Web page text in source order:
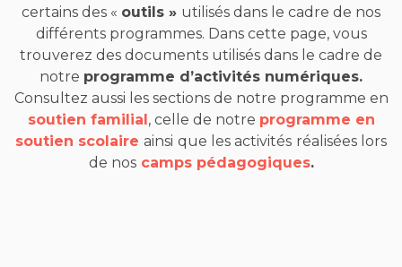
certains des « outils » utilisés dans le cadre de nos
différents programmes. Dans cette page, vous
trouverez des documents utilisés dans le cadre de
notre programme d’activités numériques.
Consultez aussi les sections de notre programme en
soutien familial, celle de notre programme en
soutien scolaire ainsi que les activités réalisées lors
de noscamps pédagogiques.